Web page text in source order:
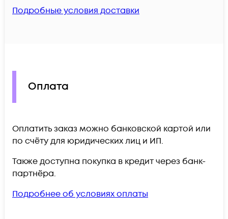
Подробные условия доставки
Оплата
Оплатить заказ можно банковской картой или
по счёту для юридических лиц и ИП.
Также доступна покупка в кредит через банк-
партнёра.
Подробнее об условиях оплаты